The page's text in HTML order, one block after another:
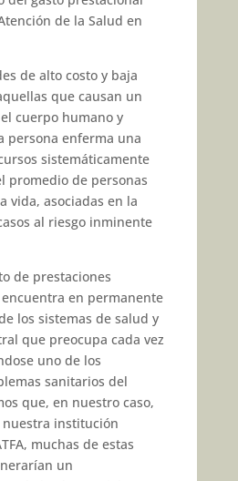
de la Salud en
de alto costo y baja
que causan un
cuerpo humano y
persona enferma una
sistemáticamente
promedio de personas
vida, asociadas en la
al riesgo inminente
de prestaciones
en permanente
los sistemas de salud y
que preocupa cada vez
uno de los
sanitarios del
que, en nuestro caso,
institución
muchas de estas
un